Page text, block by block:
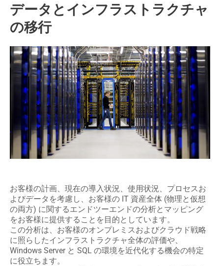
データとインフラストラクチャ
の移行
お客様の計画、現在の導入状況、使用状況、プロセスお
よびデータを考慮し、お客様の IT 資産全体 (物理と仮想
の両方) に関するエンドツーエンドの分析とマッピング
をお客様に提供することを目的としています。
この分析は、お客様のオンプレミスおよびクラウド戦略
に照らしたインフラストラクチャ全体の評価や、
Windows Server と SQL の環境を近代化する機会の特定
に役立ちます。